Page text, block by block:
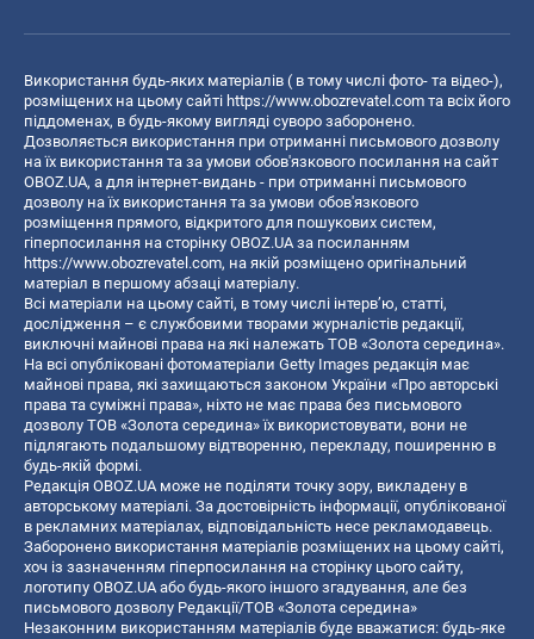
Використання будь-яких матеріалів ( в тому числі фото- та відео-),
розміщених на цьому сайті https://www.obozrevatel.com та всіх його
піддоменах, в будь-якому вигляді суворо заборонено.
Дозволяється використання при отриманні письмового дозволу
на їх використання та за умови обов'язкового посилання на сайт
OBOZ.UA, а для інтернет-видань - при отриманні письмового
дозволу на їх використання та за умови обов'язкового
розміщення прямого, відкритого для пошукових систем,
гіперпосилання на сторінку OBOZ.UA за посиланням
https://www.obozrevatel.com, на якій розміщено оригінальний
матеріал в першому абзаці матеріалу.
Всі матеріали на цьому сайті, в тому числі інтерв’ю, статті,
дослідження – є службовими творами журналістів редакції,
виключні майнові права на які належать ТОВ «Золота середина».
На всі опубліковані фотоматеріали Getty Images редакція має
майнові права, які захищаються законом України «Про авторські
права та суміжні права», ніхто не має права без письмового
дозволу ТОВ «Золота середина» їх використовувати, вони не
підлягають подальшому відтворенню, перекладу, поширенню в
будь-якій формі.
Редакція OBOZ.UA може не поділяти точку зору, викладену в
авторському матеріалі. За достовірність інформації, опублікованої
в рекламних матеріалах, відповідальність несе рекламодавець.
Заборонено використання матеріалів розміщених на цьому сайті,
хоч із зазначенням гіперпосилання на сторінку цього сайту,
логотипу OBOZ.UA або будь-якого іншого згадування, але без
письмового дозволу Редакції/ТОВ «Золота середина»
Незаконним використанням матеріалів буде вважатися: будь-яке